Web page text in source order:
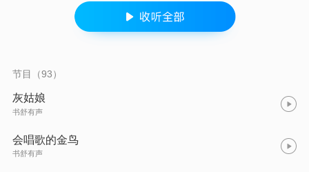
弟的民间暖意，把最珍贵的童话故事，妥帖送到每个爱做梦的人
手边。​ 这里有安徒生笔下的深情：小美人鱼尾鳍划过的海浪带着
咸涩的温柔，卖火柴的女孩指间跃动的微光藏着对温暖的渴望，
鞋在午夜留下星光，简单的情节里，藏着勇气与善良的小秘密。​
这些童话故事从不是孩童的专属，它是成年人记忆里的童年光
斑，是孩子眼中的奇幻世界。翻开书页，无论是跟着小锡兵坚守
初心，还是随白雪公主遇见善意，都能在字里行间寻到纯粹的美
好。愿这本集子，能让你在某个午后或夜晚，重拾那份对世界的
轻翻开，再做一场甜甜的梦。
节目（93）
灰姑娘
书舒有声
会唱歌的金鸟
书舒有声